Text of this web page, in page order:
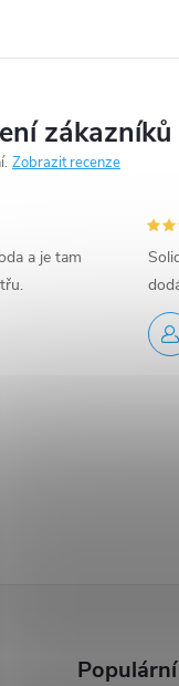
zákazníků
Zobrazit recenze
a je tam